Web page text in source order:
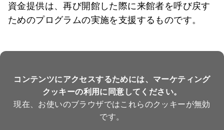
資金提供は、再び開館した際に来館者を呼び戻す
ためのプログラムの実施を支援するものです。
コンテンツにアクセスするためには、マーケティング
クッキーの利用に同意してください。
現在、お使いのブラウザではこれらのクッキーが無効
です。